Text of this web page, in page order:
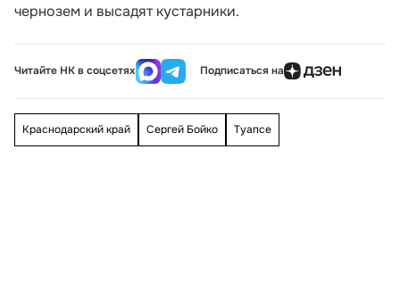
чернозем и высадят кустарники.
Читайте НК в соцсетях Подписаться на
Краснодарский край Сергей Бойко Туапсе